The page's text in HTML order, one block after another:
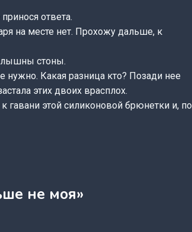
ответа.
на месте нет. Прохожу дальше, к
стоны.
Какая разница кто? Позади нее
этих двоих врасплох.
этой силиконовой брюнетки и, по
не моя»